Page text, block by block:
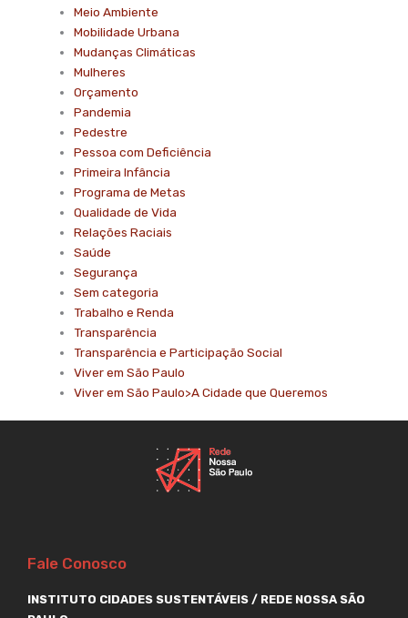
Meio Ambiente
Mobilidade Urbana
Mudanças Climáticas
Mulheres
Orçamento
Pandemia
Pedestre
Pessoa com Deficiência
Primeira Infância
Programa de Metas
Qualidade de Vida
Relações Raciais
Saúde
Segurança
Sem categoria
Trabalho e Renda
Transparência
Transparência e Participação Social
Viver em São Paulo
Viver em São Paulo>A Cidade que Queremos
Fale Conosco
INSTITUTO CIDADES SUSTENTÁVEIS / REDE NOSSA SÃO